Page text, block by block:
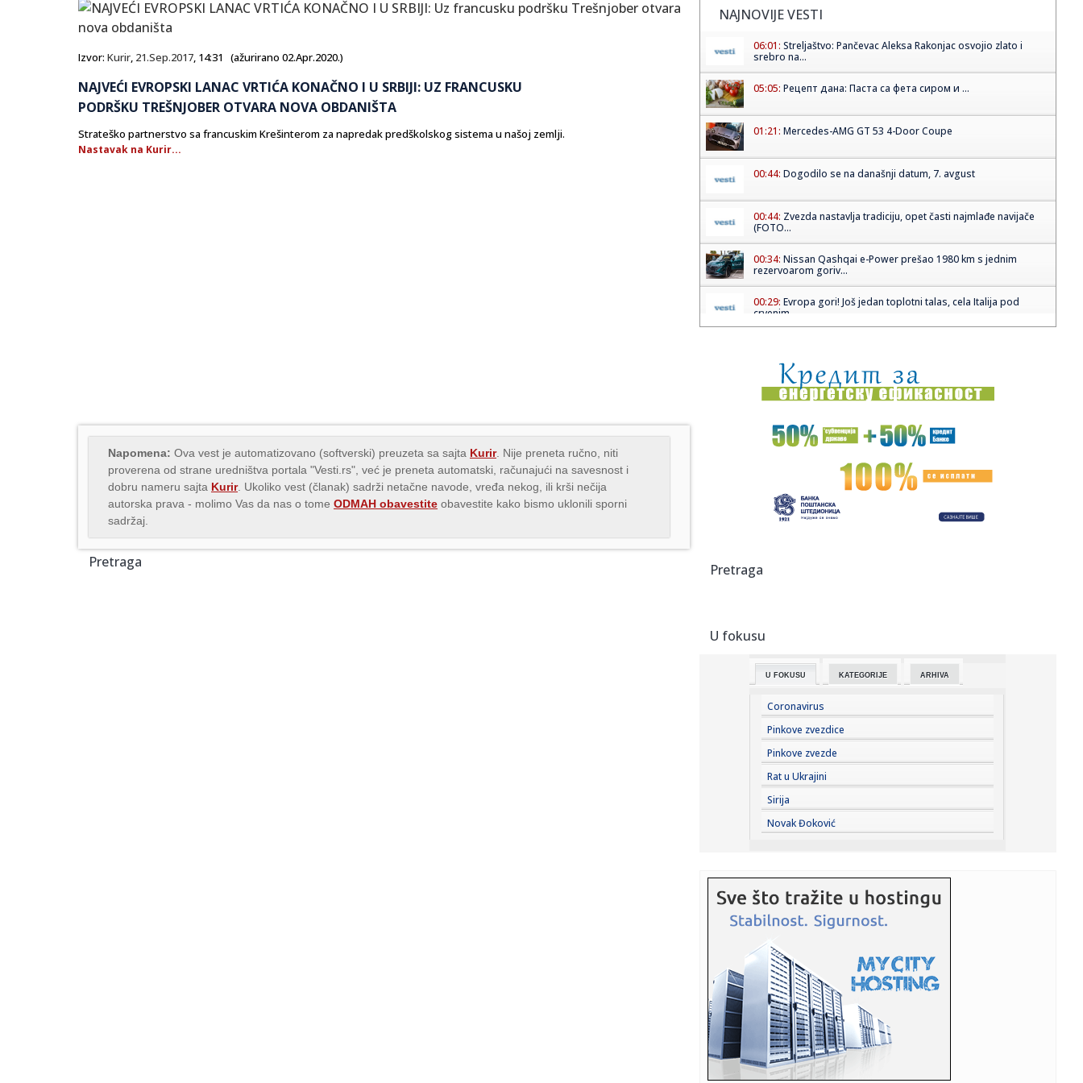
Izvor: Kurir, 21.Sep.2017, 14:31 (ažurirano 02.Apr.2020.)
NAJVEĆI EVROPSKI LANAC VRTIĆA KONAČNO I U SRBIJI: UZ FRANCUSKU
PODRŠKU TREŠNJOBER OTVARA NOVA OBDANIŠTA
Strateško partnerstvo sa francuskim Krešinterom za napredak predškolskog sistema u našoj zemlji.
Nastavak na Kurir...
Napomena: Ova vest je automatizovano (softverski) preuzeta sa sajta Kurir. Nije preneta ručno, niti
proverena od strane uredništva portala "Vesti.rs", već je preneta automatski, računajući na savesnost i
dobru nameru sajta Kurir. Ukoliko vest (članak) sadrži netačne navode, vređa nekog, ili krši nečija
autorska prava - molimo Vas da nas o tome ODMAH obavestite obavestite kako bismo uklonili sporni
sadržaj.
Pretraga
NAJNOVIJE VESTI
06:01: Streljaštvo: Pančevac Aleksa Rakonjac osvojio zlato i
srebro na...
05:05: Рецепт дана: Паста са фета сиром и ...
01:21: Mercedes-AMG GT 53 4-Door Coupe
00:44: Dogodilo se na današnji datum, 7. avgust
00:44: Zvezda nastavlja tradiciju, opet časti najmlađe navijače
(FOTO...
00:34: Nissan Qashqai e-Power prešao 1980 km s jednim
rezervoarom goriv...
00:29: Evropa gori! Još jedan toplotni talas, cela Italija pod
crvenim ...
00:09:Humska konačno videla konkretan Partizan! Pogledajte
hajlajtse p...
00:05:Roganović ne pomišlja na opuštanje: Uvek ima mesta za
napredak...
Vukotić ne zna ko je Baba: "Vidim da ga svi hvale"
00:01:Na današnji dan, 7. avgust
osobe poginul...
23:54:
23:48: Trener Tobola: "Hteli smo da Partizan napada po krilu"
23:47:Škoda Peaq u serijskoj proizvodnji
23:44:"Mesi bi bio Pikaso" VIDEO
23:41:Marinović nakon pobjede: Zaslužili smo još koji gol, ali
svaka...
23:38: Partizan demolirao Tobol, Ilić konačno zadovoljan: Na
momente j...
23:36:
električnog BMW-a...
23:35:Otkriveni detalji pucnjave na američki konzulat; Iza svega
stoji...
23:34:PRE PAR MESECI SANJALI TITULU, SADA IH SVI DEMOLIRAJU:
Benfika si...
23:33:Težak udes žene iz BiH: Bmw-om se „zakucala“ u zid, na
Pretraga
U fokusu
U FOKUSU KATEGORIJE ARHIVA
Coronavirus
Pinkove zvezdice
Pinkove zvezde
Rat u Ukrajini
Sirija
Novak Đoković